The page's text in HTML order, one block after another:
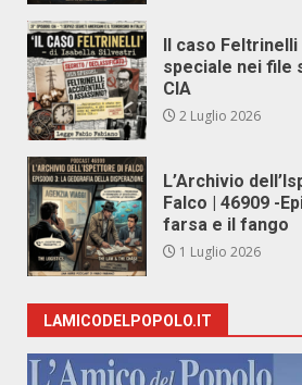
Il caso
speciale nei file
CIA
2 Luglio 2026
L’Archivio
Falco | 46909 -
farsa e il fango
1 Luglio 2026
LAMICODELPOPOLO.IT